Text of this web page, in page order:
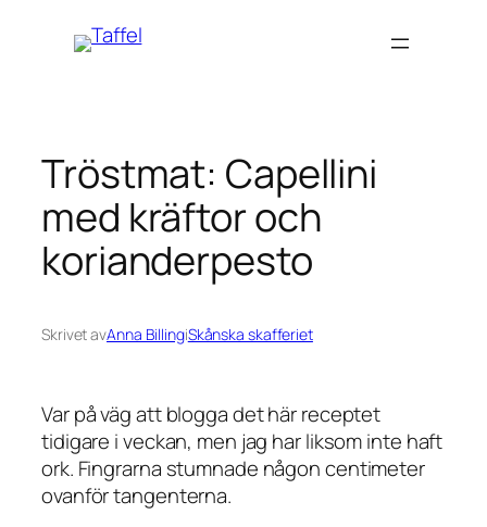
Tröstmat: Capellini
med kräftor och
korianderpesto
Skrivet avAnna BillingiSkånska skafferiet
Var på väg att blogga det här receptet
tidigare i veckan, men jag har liksom inte haft
ork. Fingrarna stumnade någon centimeter
ovanför tangenterna.